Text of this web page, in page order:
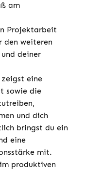
am
Projektarbeit
den weiteren
deiner
zeigst eine
sowie die
und dich
bringst du ein
eine
mit.
produktiven